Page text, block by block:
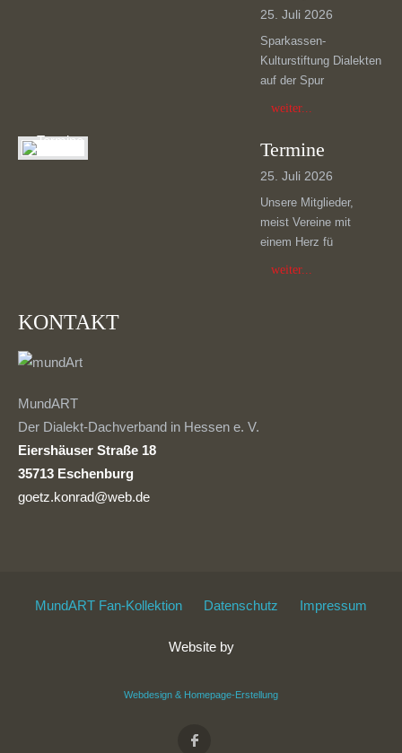
25. Juli 2026
Sparkassen-
Kulturstiftung Dialekten
auf der Spur
weiter...
Termine
25. Juli 2026
Unsere Mitglieder,
meist Vereine mit
einem Herz fü
weiter...
KONTAKT
MundART
Der Dialekt-Dachverband in Hessen e. V.
Eiershäuser Straße 18
35713 Eschenburg
goetz.konrad@web.de
MundART Fan-Kollektion Datenschutz Impressum
Website by
Webdesign & Homepage-Erstellung